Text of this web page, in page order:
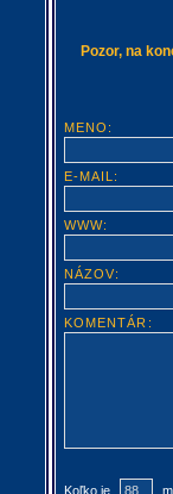
Pozor, na
MENO:
E-MAIL:
WWW:
NÁZOV:
KOMENTÁR:
Koľko je